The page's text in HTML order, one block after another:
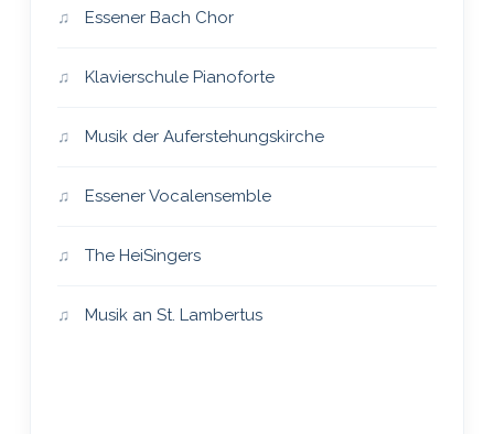
Essener Bach Chor
Klavierschule Pianoforte
Musik der Auferstehungskirche
Essener Vocalensemble
The HeiSingers
Musik an St. Lambertus